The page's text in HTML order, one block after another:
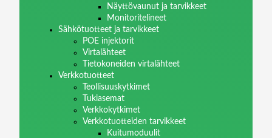
Näyttövaunut ja tarvikkeet
Monitoritelineet
Sähkötuotteet ja tarvikkeet
POE injektorit
Virtalähteet
Tietokoneiden virtalähteet
Verkkotuotteet
Teollisuuskytkimet
Tukiasemat
Verkkokytkimet
Verkkotuotteiden tarvikkeet
Kuitumoduulit